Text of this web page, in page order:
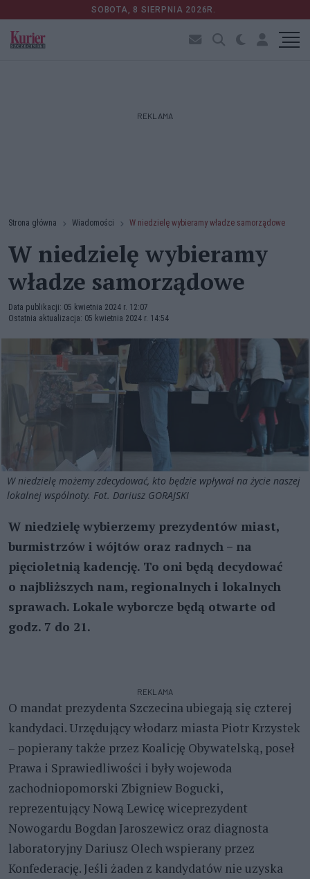
SOBOTA, 8 SIERPNIA 2026R.
REKLAMA
Strona główna Wiadomości W niedzielę wybieramy władze samorządowe
W niedzielę wybieramy
władze samorządowe
Data publikacji: 05 kwietnia 2024 r. 12:07
Ostatnia aktualizacja: 05 kwietnia 2024 r. 14:54
W niedzielę możemy zdecydować, kto będzie wpływał na życie naszej
lokalnej wspólnoty. Fot. Dariusz GORAJSKI
W niedzielę wybierzemy prezydentów miast,
burmistrzów i wójtów oraz radnych – na
pięcioletnią kadencję. To oni będą decydować
o najbliższych nam, regionalnych i lokalnych
sprawach. Lokale wyborcze będą otwarte od
godz. 7 do 21.
REKLAMA
O mandat prezydenta Szczecina ubiegają się czterej
kandydaci. Urzędujący włodarz miasta Piotr Krzystek
– popierany także przez Koalicję Obywatelską, poseł
Prawa i Sprawiedliwości i były wojewoda
zachodniopomorski Zbigniew Bogucki,
reprezentujący Nową Lewicę wiceprezydent
Nowogardu Bogdan Jaroszewicz oraz diagnosta
laboratoryjny Dariusz Olech wspierany przez
Konfederację. Jeśli żaden z kandydatów nie uzyska